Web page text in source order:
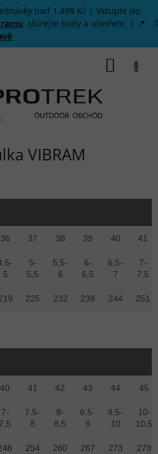
nad 1.499 Kč | Vstupte do
, sbírejte body a ušetřete. | 📍
VIBRAM
36 37 38 39 40 41
5
5-
5,5
5,5-
6
6-
6,5
6,5-
7
7-
7,5
225 232 238 244 251
40 41 42 43 44 45
7-
7,5
7,5-
8
8-
8,5
8,5-
9
9,5-
10
10-
10,5
254 260 267 273 279